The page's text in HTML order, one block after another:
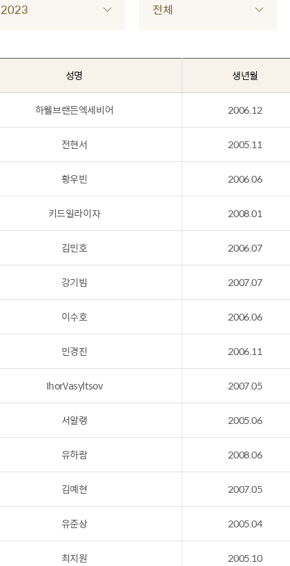
2023 전체
성명 생년월
하웰브랜든엑세비어 2006.12
전현서 2005.11
황우빈 2006.06
키드일라이자 2008.01
김민호 2006.07
강기빔 2007.07
이수호 2006.06
민경진 2006.11
IhorVasyltsov 2007.05
서알랭 2005.06
유하람 2008.06
김예현 2007.05
유준상 2005.04
최지원 2005.10